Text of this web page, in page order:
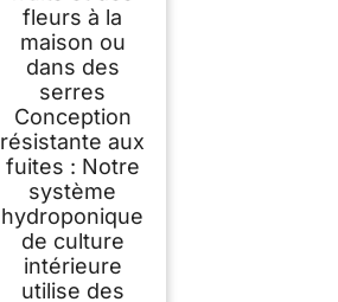
fleurs à la
maison ou
dans des
serres
Conception
résistante aux
fuites : Notre
système
hydroponique
de culture
intérieure
utilise des